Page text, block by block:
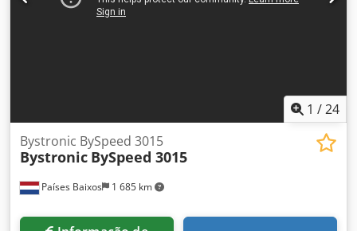
1 /24
Países Baixos 1 685 km
Bystronic BySpeed 3015
Bystronic BySpeed 3015